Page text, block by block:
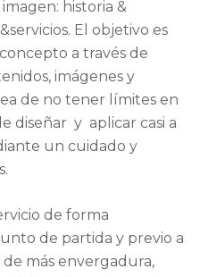
historia &
El objetivo es
a través de
imágenes y
de no tener límites en
diseñar y aplicar casi a
un cuidado y
de forma
de partida y previo a
más envergadura,